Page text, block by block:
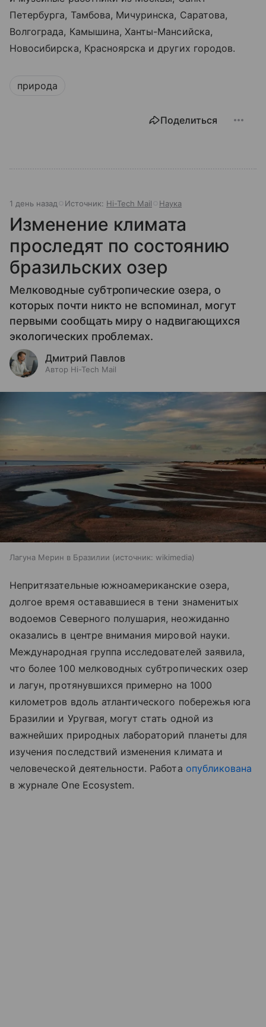
Петербурга, Тамбова, Мичуринска, Саратова,
Волгограда, Камышина, Ханты-Мансийска,
Новосибирска, Красноярска и других городов.
природа
Поделиться
1 день назад Источник: Hi-Tech Mail Наука
Изменение климата
проследят по состоянию
бразильских озер
Мелководные субтропические озера, о
которых почти никто не вспоминал, могут
первыми сообщать миру о надвигающихся
экологических проблемах.
Дмитрий Павлов
Автор Hi-Tech Mail
Лагуна Мерин в Бразилии источник: wikimedia
Непритязательные южноамериканские озера,
долгое время остававшиеся в тени знаменитых
водоемов Северного полушария, неожиданно
оказались в центре внимания мировой науки.
Международная группа исследователей заявила,
что более 100 мелководных субтропических озер
и лагун, протянувшихся примерно на 1000
километров вдоль атлантического побережья юга
Бразилии и Уругвая, могут стать одной из
важнейших природных лабораторий планеты для
изучения последствий изменения климата и
человеческой деятельности. Работа опубликована
в журнале One Ecosystem.